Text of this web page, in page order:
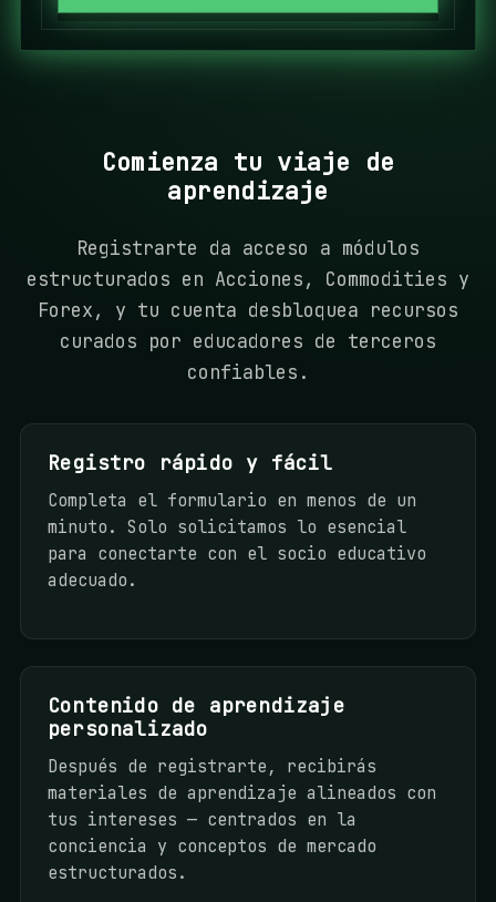
a
t
Comienza tu viaje de
aprendizaje
Registrarte da acceso a módulos
estructurados en Acciones, Commodities y
Forex, y tu cuenta desbloquea recursos
curados por educadores de terceros
confiables.
Registro rápido y fácil
Completa el formulario en menos de un
minuto. Solo solicitamos lo esencial
para conectarte con el socio educativo
adecuado.
Contenido de aprendizaje
personalizado
Después de registrarte, recibirás
materiales de aprendizaje alineados con
tus intereses — centrados en la
conciencia y conceptos de mercado
estructurados.